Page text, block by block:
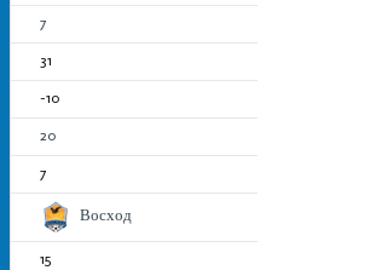
7
31
-10
20
7
Восход
15